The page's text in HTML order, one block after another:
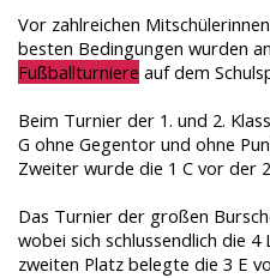
Vor zahlreichen
besten Bedingungen wurden
Fußballturniere auf dem
Beim Turnier der 1. und 2.
G ohne Gegentor und ohne
Zweiter wurde die 1 C vor der
Das Turnier der großen
wobei sich schlussendlich die
zweiten Platz belegte die 3 E